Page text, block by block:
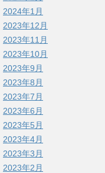
2024年1月
2023年12月
2023年11月
2023年10月
2023年9月
2023年8月
2023年7月
2023年6月
2023年5月
2023年4月
2023年3月
2023年2月